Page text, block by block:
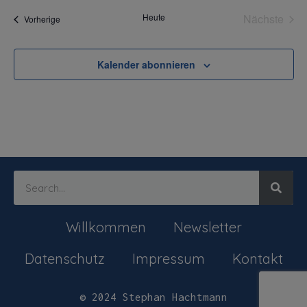
VorherigeVeranstaltungen Heute
Kalender abonnieren
Willkommen
Newsletter
Datenschutz
Impressum Kontakt
© 2024 Stephan Hachtmann